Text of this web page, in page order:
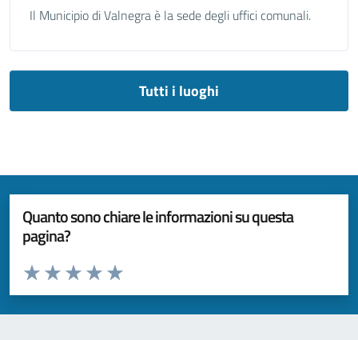
Il Municipio di Valnegra è la sede degli uffici comunali.
Tutti i luoghi
Quanto sono chiare le informazioni su questa
pagina?
Valuta da 1 a 5 stelle la pagina
Valuta 5 stelle su 5
Valuta 4 stelle su 5
Valuta 3 stelle su 5
Valuta 2 stelle su 5
Valuta 1 stelle su 5